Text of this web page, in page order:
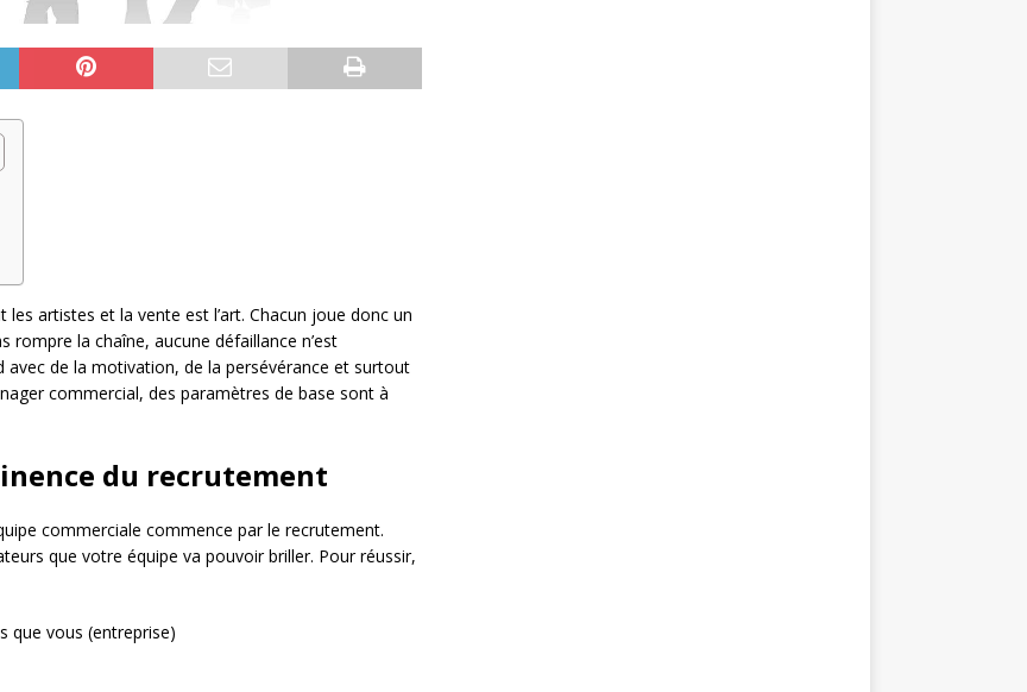
artistes et la vente est l’art. Chacun joue donc un
rompre la chaîne, aucune défaillance n’est
avec de la motivation, de la persévérance et surtout
commercial, des paramètres de base sont à
du recrutement
commerciale commence par le recrutement.
que votre équipe va pouvoir briller. Pour réussir,
que vous (entreprise)